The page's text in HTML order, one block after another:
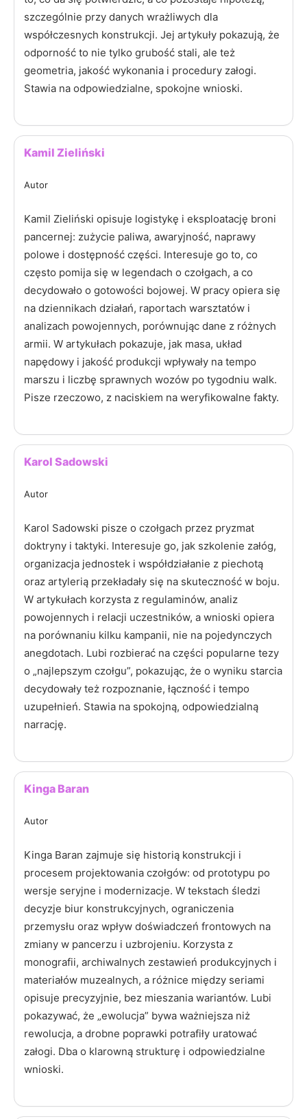
szczególnie przy danych wrażliwych dla
współczesnych konstrukcji. Jej artykuły pokazują, że
odporność to nie tylko grubość stali, ale też
geometria, jakość wykonania i procedury załogi.
Stawia na odpowiedzialne, spokojne wnioski.
Kamil Zieliński
Autor
Kamil Zieliński opisuje logistykę i eksploatację broni
pancernej: zużycie paliwa, awaryjność, naprawy
polowe i dostępność części. Interesuje go to, co
często pomija się w legendach o czołgach, a co
decydowało o gotowości bojowej. W pracy opiera się
na dziennikach działań, raportach warsztatów i
analizach powojennych, porównując dane z różnych
armii. W artykułach pokazuje, jak masa, układ
napędowy i jakość produkcji wpływały na tempo
marszu i liczbę sprawnych wozów po tygodniu walk.
Pisze rzeczowo, z naciskiem na weryfikowalne fakty.
Karol Sadowski
Autor
Karol Sadowski pisze o czołgach przez pryzmat
doktryny i taktyki. Interesuje go, jak szkolenie załóg,
organizacja jednostek i współdziałanie z piechotą
oraz artylerią przekładały się na skuteczność w boju.
W artykułach korzysta z regulaminów, analiz
powojennych i relacji uczestników, a wnioski opiera
na porównaniu kilku kampanii, nie na pojedynczych
anegdotach. Lubi rozbierać na części popularne tezy
o „najlepszym czołgu”, pokazując, że o wyniku starcia
decydowały też rozpoznanie, łączność i tempo
uzupełnień. Stawia na spokojną, odpowiedzialną
narrację.
Kinga Baran
Autor
Kinga Baran zajmuje się historią konstrukcji i
procesem projektowania czołgów: od prototypu po
wersje seryjne i modernizacje. W tekstach śledzi
decyzje biur konstrukcyjnych, ograniczenia
przemysłu oraz wpływ doświadczeń frontowych na
zmiany w pancerzu i uzbrojeniu. Korzysta z
monografii, archiwalnych zestawień produkcyjnych i
materiałów muzealnych, a różnice między seriami
opisuje precyzyjnie, bez mieszania wariantów. Lubi
pokazywać, że „ewolucja” bywa ważniejsza niż
rewolucja, a drobne poprawki potrafiły uratować
załogi. Dba o klarowną strukturę i odpowiedzialne
wnioski.